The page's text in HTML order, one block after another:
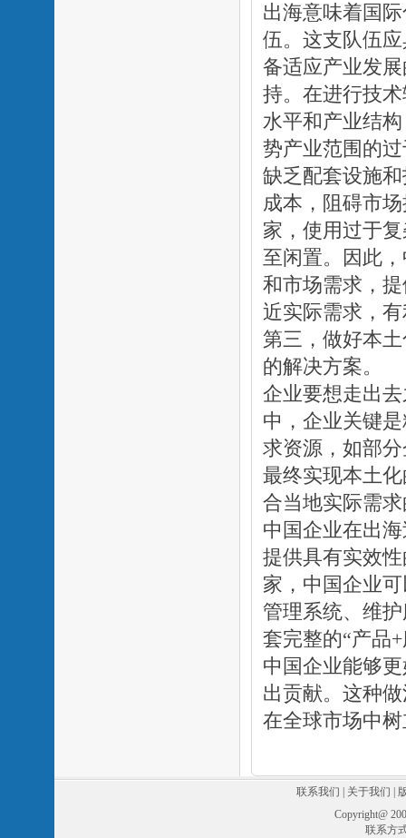
出海意味着国
伍。这支队伍
备适应产业发
持。在进行技
水平和产业结
势产业范围的
缺乏配套设施
成本，阻碍市
家，使用过于
至闲置。因此
和市场需求，
近实际需求，
第三，做好本
的解决方案。
企业要想走出
中，企业关键
求资源，如部
最终实现本土
合当地实际需
中国企业在出
提供具有实效
家，中国企业
管理系统、维
套完整的“产品
中国企业能够
出贡献。这种
在全球市场中
联系我们 关于我们
Copyright@
联系方